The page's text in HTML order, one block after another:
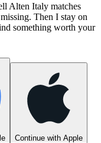
Alten Italy matches
Then I stay on
something worth your
Continue with Apple